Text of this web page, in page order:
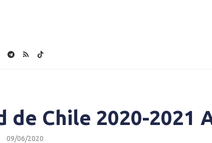
de Chile 2020-2021
09/06/2020